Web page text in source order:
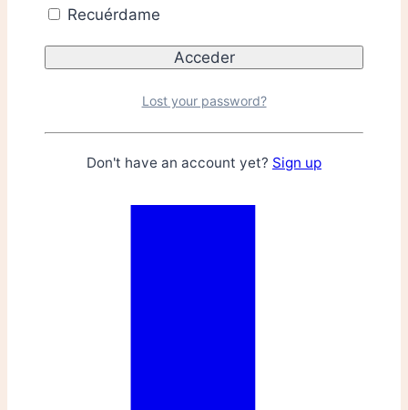
Recuérdame
Lost your password?
Don't have an account yet? Sign up